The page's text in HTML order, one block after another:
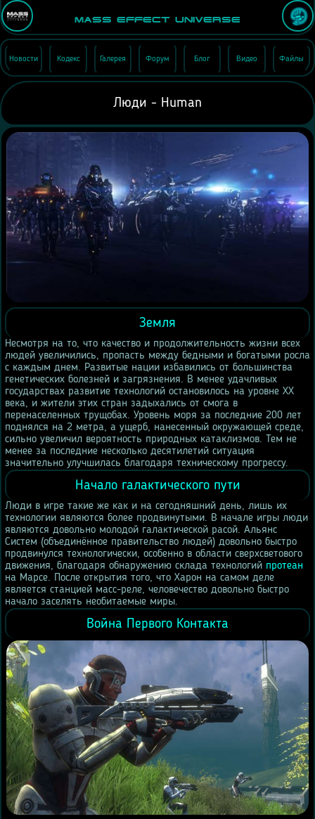
Mass Effect Universe
Новости Кодекс Галерея Форум Блог Видео Файлы
Люди - Human
Земля
Несмотря на то, что качество и продолжительность жизни всех
людей увеличились, пропасть между бедными и богатыми росла
с каждым днем. Развитые нации избавились от большинства
генетических болезней и загрязнения. В менее удачливых
государствах развитие технологий остановилось на уровне XX
века, и жители этих стран задыхались от смога в
перенаселенных трущобах. Уровень моря за последние 200 лет
поднялся на 2 метра, а ущерб, нанесенный окружающей среде,
сильно увеличил вероятность природных катаклизмов. Тем не
менее за последние несколько десятилетий ситуация
значительно улучшилась благодаря техническому прогрессу.
Начало галактического пути
Люди в игре такие же как и на сегодняшний день, лишь их
технологии являются более продвинутыми. В начале игры люди
являются довольно молодой галактической расой. Альянс
Систем (объединённое правительство людей) довольно быстро
продвинулся технологически, особенно в области сверхсветового
движения, благодаря обнаружению склада технологий протеан
на Марсе. После открытия того, что Харон на самом деле
является станцией масс-реле, человечество довольно быстро
начало заселять необитаемые миры.
Война Первого Контакта